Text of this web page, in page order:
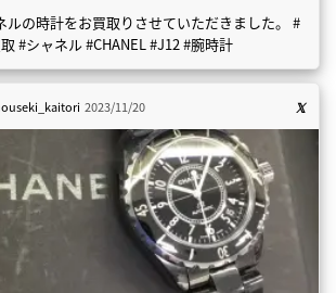
ルの時計をお買取りさせていただきました。 #
#シャネル #CHANEL #J12 #腕時計
2023/11/20